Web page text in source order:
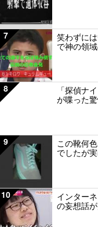
7
笑わずに
で神の領
8
「探偵ナ
が喋った
9
この靴何
でしたが
10
インター
の妄想話